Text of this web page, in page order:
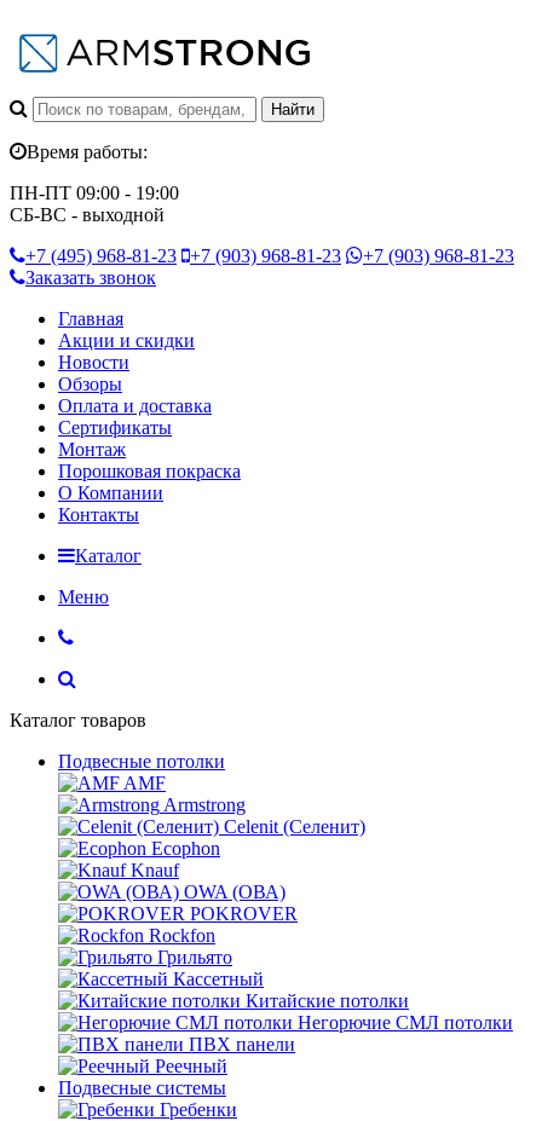
Время работы:
ПН-ПТ 09:00 - 19:00
СБ-ВС - выходной
+7 (495) 968-81-23 +7 (903) 968-81-23 +7 (903) 968-81-23
Заказать звонок
Главная
Акции и скидки
Новости
Обзоры
Оплата и доставка
Сертификаты
Монтаж
Порошковая покраска
О Компании
Контакты
Каталог
Меню
Каталог товаров
Подвесные потолки
AMF
Armstrong
Celenit (Селенит)
Ecophon
Knauf
OWA (ОВА)
POKROVER
Rockfon
Грильято
Кассетный
Китайские потолки
Негорючие СМЛ потолки
ПВХ панели
Реечный
Подвесные системы
Гребенки